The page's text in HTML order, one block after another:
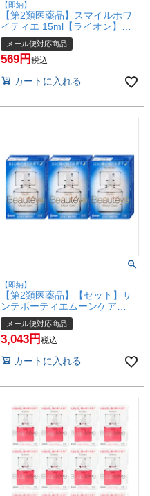
【即納】
【第2類医薬品】スマイルホワ
イティエ 15ml【ライオン】
【目薬】【メール便対応商品】
【SBT】(6048930)
メール便対応商品
569 税込
カートに入れる
【即納】
【第2類医薬品】【セット】サ
ンテボーティエムーンケア
12ml×3個【目薬】【参天製薬
株式会社】【メール便対応商
品】【SBT】(6040101-set2)
メール便対応商品
3,043 税込
カートに入れる